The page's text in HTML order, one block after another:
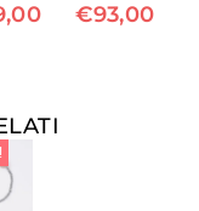
€93,00